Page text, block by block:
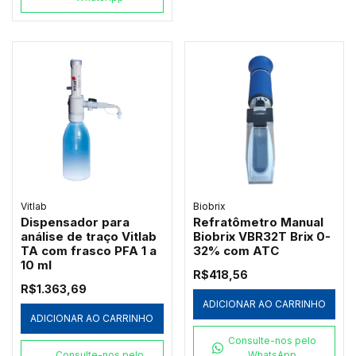
Vitlab
Dispensador para
análise de traço Vitlab
TA com frasco PFA 1 a
10 ml
R$1.363,69
ADICIONAR AO CARRINHO
Biobrix
Refratômetro Manual
Biobrix VBR32T Brix 0-
32% com ATC
R$418,56
ADICIONAR AO CARRINHO
Consulte-nos pelo